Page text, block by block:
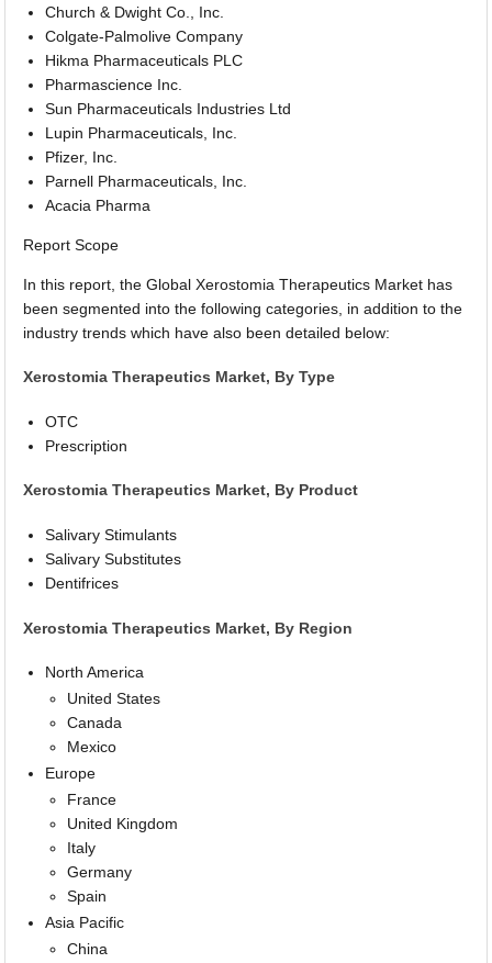
Church & Dwight Co., Inc.
Colgate-Palmolive Company
Hikma Pharmaceuticals PLC
Pharmascience Inc.
Sun Pharmaceuticals Industries Ltd
Lupin Pharmaceuticals, Inc.
Pfizer, Inc.
Parnell Pharmaceuticals, Inc.
Acacia Pharma
Report Scope
In this report, the Global Xerostomia Therapeutics Market has
been segmented into the following categories, in addition to the
industry trends which have also been detailed below:
Xerostomia Therapeutics Market, By Type
OTC
Prescription
Xerostomia Therapeutics Market, By Product
Salivary Stimulants
Salivary Substitutes
Dentifrices
Xerostomia Therapeutics Market, By Region
North America
United States
Canada
Mexico
Europe
France
United Kingdom
Italy
Germany
Spain
Asia Pacific
China